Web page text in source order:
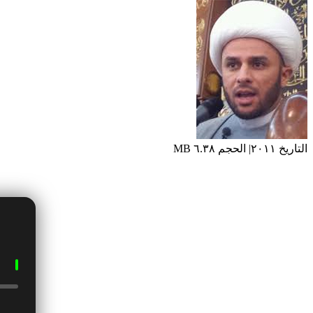
التاريخ ٢٠١١| الحجم ٦.٣٨ MB